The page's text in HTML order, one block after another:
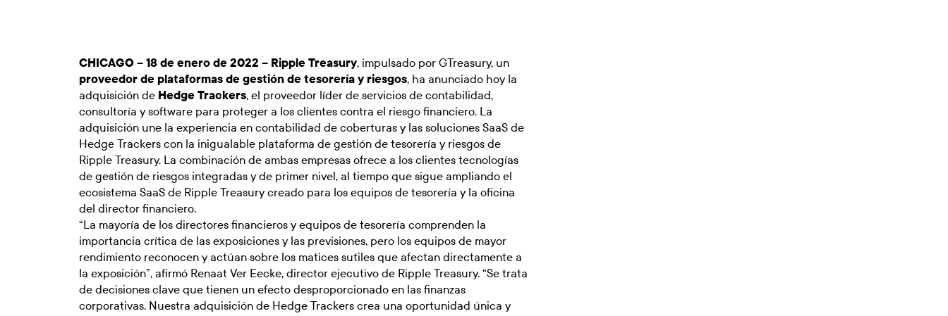
CHICAGO – 18 de enero de 2022 – Ripple Treasury, impulsado por GTreasury, un
proveedor de plataformas de gestión de tesorería y riesgos, ha anunciado hoy la
adquisición de Hedge Trackers, el proveedor líder de servicios de contabilidad,
consultoría y software para proteger a los clientes contra el riesgo financiero. La
adquisición une la experiencia en contabilidad de coberturas y las soluciones SaaS de
Hedge Trackers con la inigualable plataforma de gestión de tesorería y riesgos de
Ripple Treasury. La combinación de ambas empresas ofrece a los clientes tecnologías
de gestión de riesgos integradas y de primer nivel, al tiempo que sigue ampliando el
ecosistema SaaS de Ripple Treasury creado para los equipos de tesorería y la oficina
del director financiero.
“La mayoría de los directores financieros y equipos de tesorería comprenden la
importancia crítica de las exposiciones y las previsiones, pero los equipos de mayor
rendimiento reconocen y actúan sobre los matices sutiles que afectan directamente a
la exposición”, afirmó Renaat Ver Eecke, director ejecutivo de Ripple Treasury. “Se trata
de decisiones clave que tienen un efecto desproporcionado en las finanzas
corporativas. Nuestra adquisición de Hedge Trackers crea una oportunidad única y